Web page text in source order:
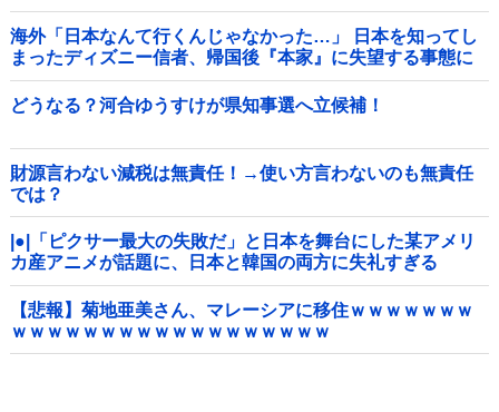
海外「日本なんて行くんじゃなかった…」 日本を知ってし
まったディズニー信者、帰国後『本家』に失望する事態に
どうなる？河合ゆうすけが県知事選へ立候補！
財源言わない減税は無責任！→使い方言わないのも無責任
では？
|●|「ピクサー最大の失敗だ」と日本を舞台にした某アメリ
カ産アニメが話題に、日本と韓国の両方に失礼すぎる
わ……
【悲報】菊地亜美さん、マレーシアに移住ｗｗｗｗｗｗｗ
ｗｗｗｗｗｗｗｗｗｗｗｗｗｗｗｗｗｗ